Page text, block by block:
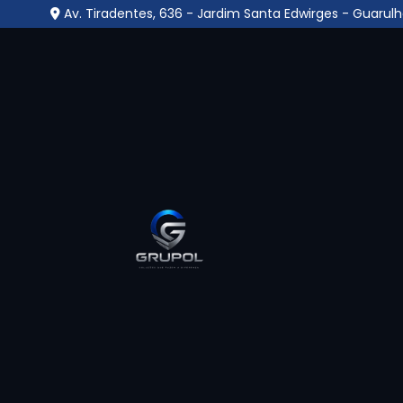
Av. Tiradentes, 636 - Jardim Santa Edwirges -
Informações
Se você procura pelo melhor lugar onde
em uma empresa especializada
em soluções de segurança terceirizada,
controle de acesso, entre outros. Quer